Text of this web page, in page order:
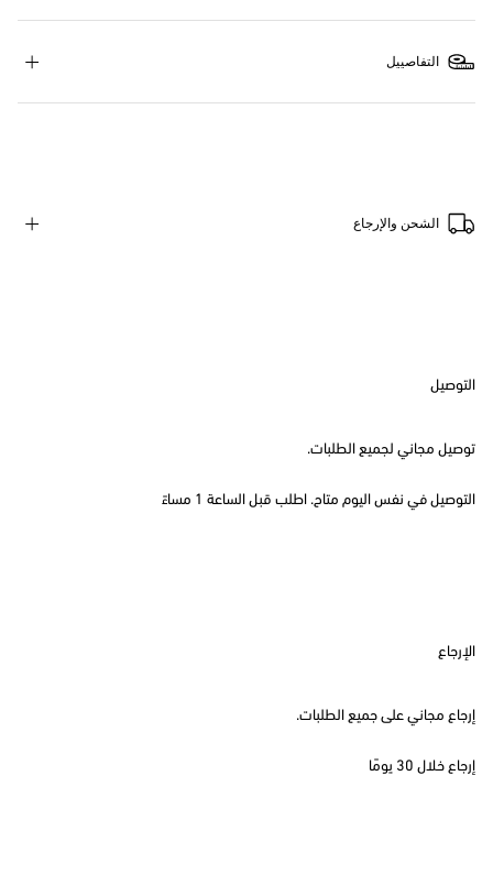
التفاصييل
الشحن والإرجاع
التوصيل
توصيل مجاني لجميع الطلبات.
التوصيل في نفس اليوم متاح. اطلب قبل الساعة 1 مساءً
الإرجاع
إرجاع مجاني على جميع الطلبات.
إرجاع خلال 30 يومًا